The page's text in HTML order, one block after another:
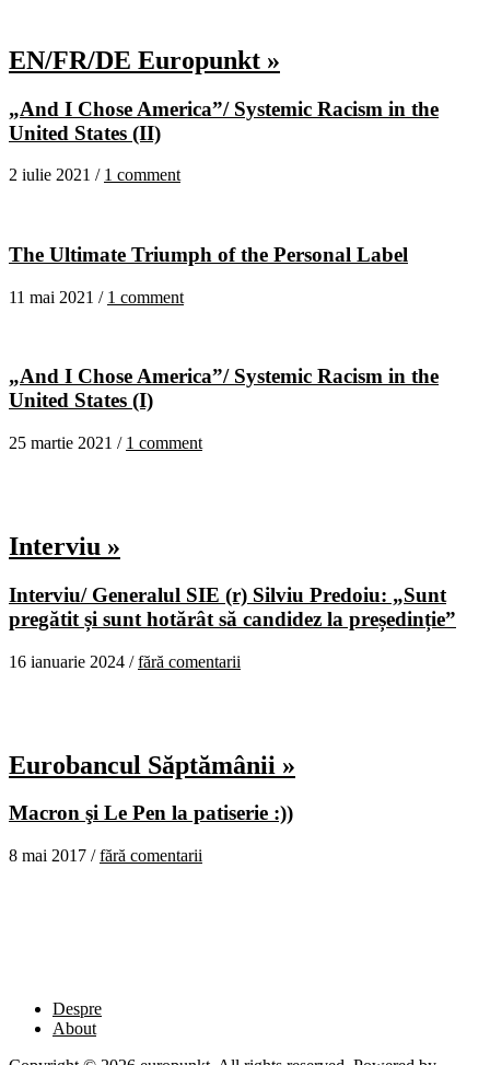
EN/FR/DE Europunkt »
„And I Chose America”/ Systemic Racism in the
United States (II)
2 iulie 2021 / 1 comment
The Ultimate Triumph of the Personal Label
11 mai 2021 / 1 comment
„And I Chose America”/ Systemic Racism in the
United States (I)
25 martie 2021 / 1 comment
Interviu »
Interviu/ Generalul SIE (r) Silviu Predoiu: „Sunt
pregătit și sunt hotărât să candidez la președinție”
16 ianuarie 2024 /fără comentarii
Eurobancul Săptămânii »
Macron şi Le Pen la patiserie :))
8 mai 2017 /fără comentarii
Despre
About